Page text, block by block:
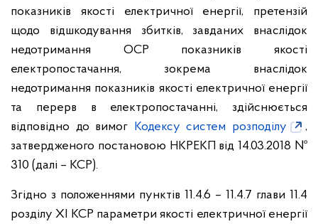
показників якості електричної енергії, претензій
щодо відшкодування збитків, завданих внаслідок
недотримання ОСР показників якості
електропостачання, зокрема внаслідок
недотримання показників якості електричної енергії
та перерв в електропостачанні, здійснюється
відповідно до вимог Кодексу систем розподілу
,
затвердженого постановою НКРЕКП від 14.03.2018 №
310 (далі – КСР).
Згідно з положеннями пунктів 11.4.6 – 11.4.7 глави 11.4
розділу XI КСР параметри якості електричної енергії